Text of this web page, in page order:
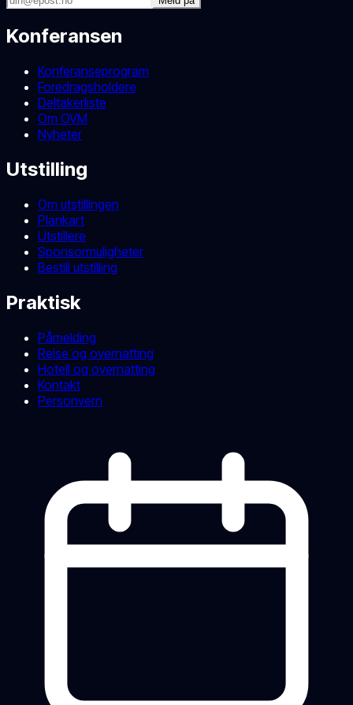
Konferansen
Konferanseprogram
Foredragsholdere
Deltakerliste
Om OVM
Nyheter
Utstilling
Om utstillingen
Plankart
Utstillere
Sponsormuligheter
Bestill utstilling
Praktisk
Påmelding
Reise og overnatting
Hotell og overnatting
Kontakt
Personvern